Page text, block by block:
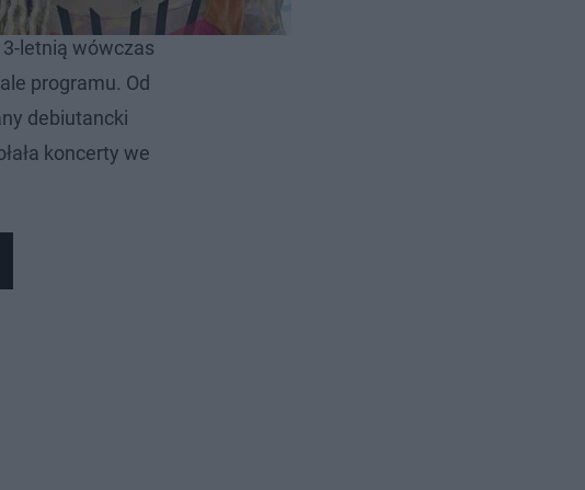
zachwycił
letnią wówczas
programu. Od
debiutancki
koncerty we